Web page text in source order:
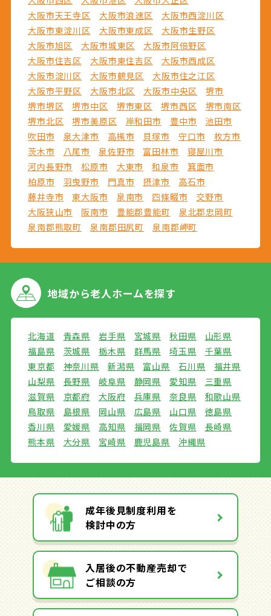
大阪市天王寺区
大阪市浪速区
大阪市西淀川区
大阪市東淀川区
大阪市東成区
大阪市生野区
大阪市旭区
大阪市城東区
大阪市阿倍野区
大阪市住吉区
大阪市東住吉区
大阪市西成区
大阪市淀川区
大阪市鶴見区
大阪市住之江区
大阪市平野区
大阪市北区 大阪市中央区
堺市
堺市堺区
堺市中区 堺市東区 堺市西区
堺市南区
堺市北区
堺市美原区 岸和田市 豊中市
池田市
吹田市
泉大津市 高槻市 貝塚市 守口市
枚方市
茨木市
八尾市 泉佐野市 富田林市
寝屋川市
河内長野市
松原市 大東市 和泉市
箕面市
柏原市
羽曳野市 門真市 摂津市
高石市
藤井寺市
東大阪市 泉南市 四條畷市
交野市
大阪狭山市
阪南市 豊能郡豊能町
泉北郡忠岡町
泉南郡熊取町
泉南郡田尻町 泉南郡岬町
地域から老人ホームを探す
北海道 青森県 岩手県 宮城県 秋田県
山形県
福島県
茨城県 栃木県 群馬県 埼玉県
千葉県
東京都
神奈川県 新潟県 富山県 石川県
福井県
山梨県
長野県 岐阜県 静岡県 愛知県
三重県
滋賀県
京都府 大阪府 兵庫県 奈良県
和歌山県
鳥取県
島根県 岡山県 広島県 山口県
徳島県
香川県
愛媛県 高知県 福岡県 佐賀県
長崎県
熊本県
大分県 宮崎県 鹿児島県 沖縄県
成年後見制度利用を
検討中の方
入居後の不動産売却で
ご相談の方